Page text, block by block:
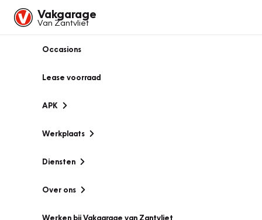
Vakgarage
Van Zantvliet
Occasions
Lease voorraad
APK
Werkplaats
Diensten
Over ons
Werken bij Vakgarage van Zantvliet